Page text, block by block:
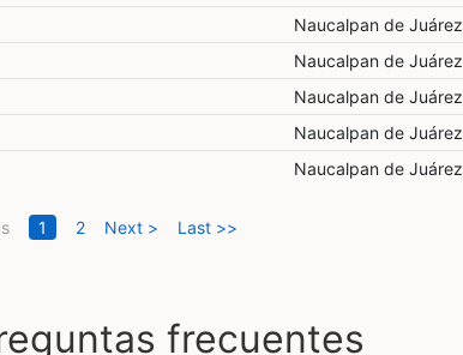
Naucalpan de Juárez
Naucalpan de Juárez
Naucalpan de Juárez
Naucalpan de Juárez
Naucalpan de Juárez
1 (current)
2 Next > Last >>
frecuentes